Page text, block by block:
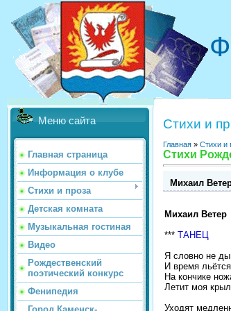
Меню сайта
Главная страница
Информация о клубе
Стихи и проза
Детская комната
Музыкальная гостиная
Видео
Рождественский
поэтический конкурс
Фенипедия
Стихи и
Главная » Стихи и
Стихи
Михаил
Михаил Ветер
*** ТАНЕЦ
Я словно не
И время
На кончике
Летит моя
Уходят